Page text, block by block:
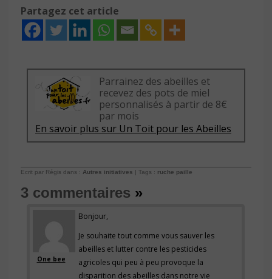
Partagez cet article
Parrainez des abeilles et
recevez des pots de miel
personnalisés à partir de 8€
par mois
En savoir plus sur Un Toit pour les Abeilles
Ecrit par Régis dans : Autres initiatives | Tags : ruche paille
3 commentaires »
One bee
Bonjour,
Je souhaite tout comme vous sauver les
abeilles et lutter contre les pesticides
agricoles qui peu à peu provoque la
disparition des abeilles dans notre vie